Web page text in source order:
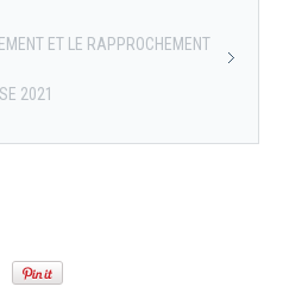
ET LE RAPPROCHEMENT
2021